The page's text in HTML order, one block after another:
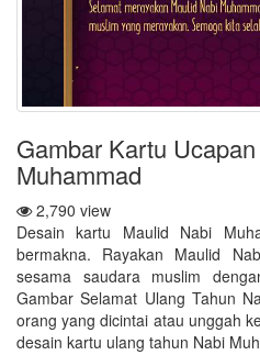
Gambar Kartu
Muhammad
2,790 view
Desain kartu Maulid Nabi
bermakna. Rayakan Maulid
sesama saudara muslim
Gambar Selamat Ulang Tahun
orang yang dicintai atau unggah
desain kartu ulang tahun Nabi